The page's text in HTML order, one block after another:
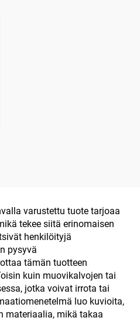
varustettu tuote tarjoaa
tekee siitä erinomaisen
henkilöityjä
pysyvä
tämän tuotteen
kuin muovikalvojen tai
jotka voivat irrota tai
luo kuvioita,
materiaalia, mikä takaa